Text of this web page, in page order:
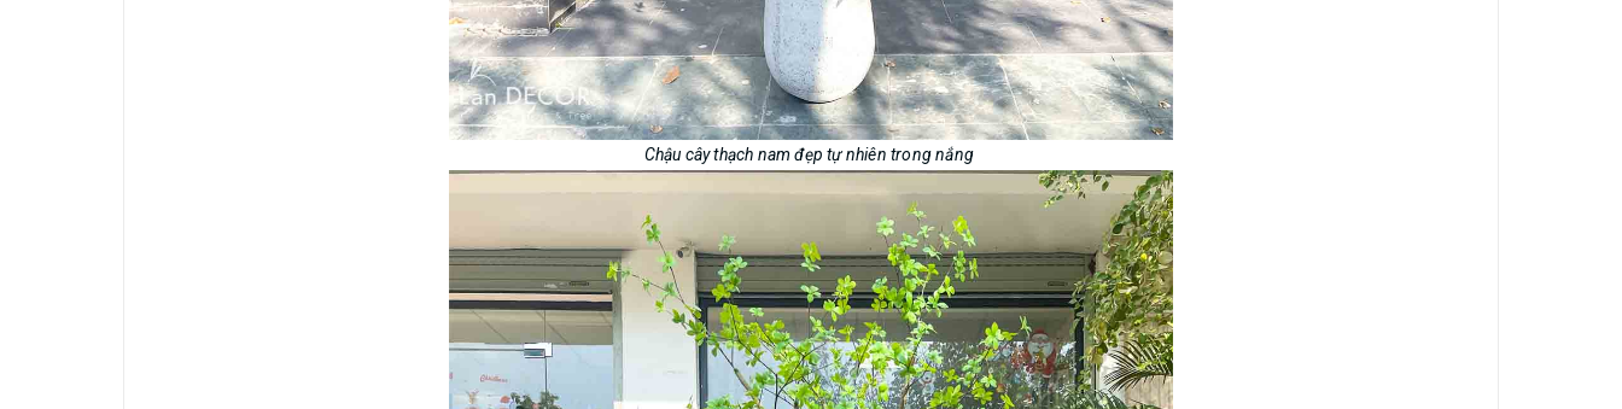
Chậu cây thạch nam đẹp tự nhiên trong nắng